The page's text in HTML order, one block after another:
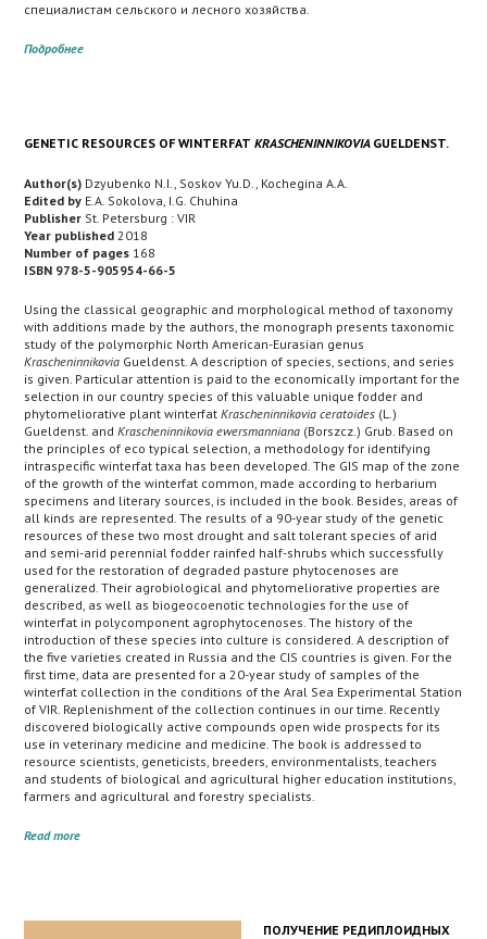
специалистам сельского и лесного хозяйства.
Подробнее
GENETIC RESOURСES OF WINTERFATKRASCHENINNIKOVIA GUELDENST.
Author(s) Dzyubenko N.I., Soskov Yu.D., Kochegina A.A.
Edited by E.A. Sokolova, I.G. Chuhina
Publisher St. Petersburg : VIR
Year published 2018
Number of pages 168
ISBN 978-5-905954-66-5
Using the classical geographic and morphological method of taxonomy
with additions made by the authors, the monograph presents taxonomic
study of the polymorphic North American-Eurasian genus
Krascheninnikovia Gueldenst. A description of species, sections, and series
is given. Particular attention is paid to the economically important for the
selection in our country species of this valuable unique fodder and
phytomeliorative plant winterfatKrascheninnikovia ceratoides (L.)
Gueldenst. andKrascheninnikovia ewersmanniana (Borszcz.) Grub. Based on
the principles of eco typical selection, a methodology for identifying
intraspecific winterfat taxa has been developed. The GIS map of the zone
of the growth of the winterfat common, made according to herbarium
specimens and literary sources, is included in the book. Besides, areas of
all kinds are represented. The results of a 90-year study of the genetic
resources of these two most drought and salt tolerant species of arid
and semi-arid perennial fodder rainfed half-shrubs which successfully
used for the restoration of degraded pasture phytocenoses are
generalized. Their agrobiological and phytomeliorative properties are
described, as well as biogeocoenotic technologies for the use of
winterfat in polycomponent agrophytocenoses. The history of the
introduction of these species into culture is considered. A description of
the five varieties created in Russia and the CIS countries is given. For the
first time, data are presented for a 20-year study of samples of the
winterfat collection in the conditions of the Aral Sea Experimental Station
of VIR. Replenishment of the collection continues in our time. Recently
discovered biologically active compounds open wide prospects for its
use in veterinary medicine and medicine. The book is addressed to
resource scientists, geneticists, breeders, environmentalists, teachers
and students of biological and agricultural higher education institutions,
farmers and agricultural and forestry specialists.
Read more
ПОЛУЧЕНИЕ РЕДИПЛОИДНЫХ